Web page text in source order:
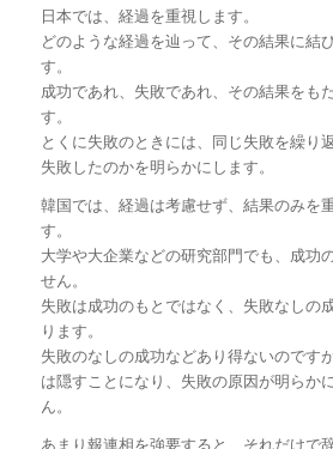
日本では、経過を重視します。
どのような経過を辿って、その結果に結
す。
成功であれ、失敗であれ、その結果をも
す。
とくに失敗のときには、同じ失敗を繰り
失敗したのかを明らかにします。
韓国では、経過は考慮せず、結果のみを
す。
大学や大企業などの研究部門でも、成功
せん。
失敗は成功のもとではなく、失敗なしの
ります。
失敗のなしの成功などあり得ないのです
は隠すことになり、失敗の原因が明らか
ん。
あまり報連相を強要すると、それだけで